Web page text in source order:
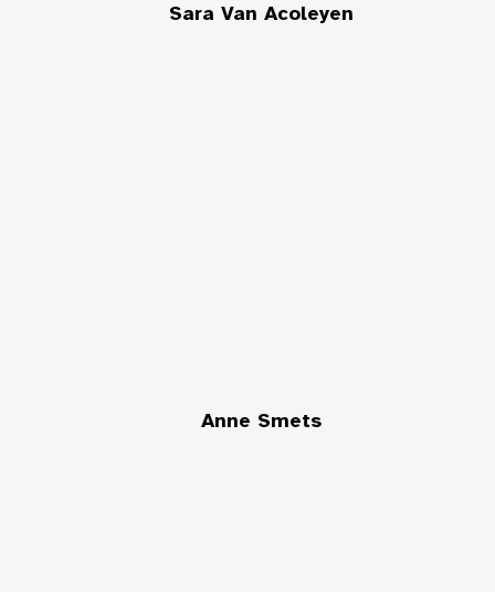
Sara Van Acoleyen
Anne Smets